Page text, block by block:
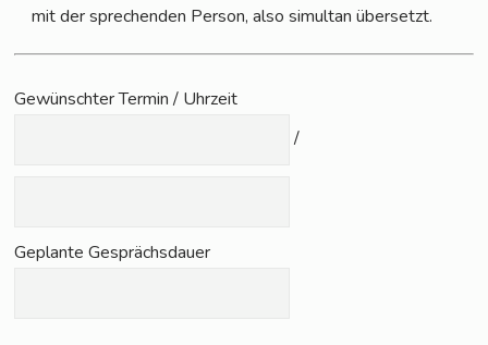
mit der spre­chen­den Per­son, also simul­tan übersetzt.
Gewünsch­ter Ter­min / Uhrzeit
/
Geplan­te Gesprächsdauer